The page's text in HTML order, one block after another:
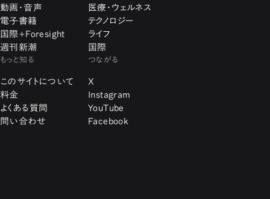
動画・音声
電子書籍
国際+Foresight
週刊新潮
医療・ウェルネス
テクノロジー
ライフ
国際
もっと知る
このサイトについて
料金
よくある質問
問い合わせ
つながる
X
Instagram
YouTube
Facebook